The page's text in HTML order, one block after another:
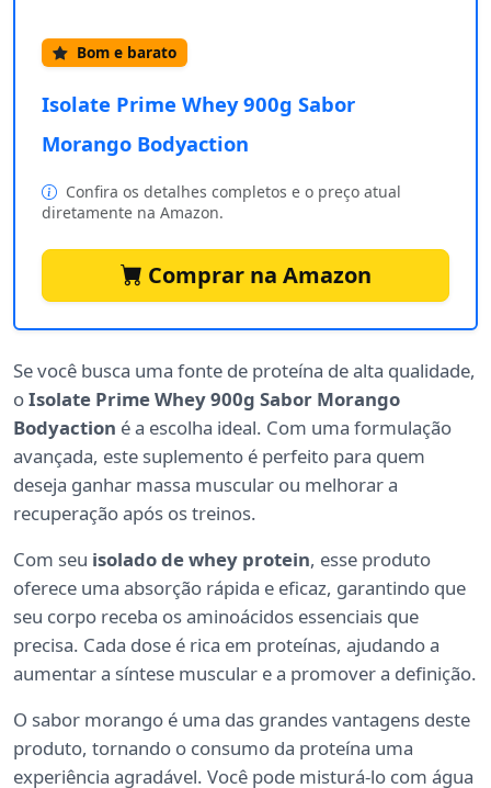
Bom e barato
Isolate Prime Whey 900g Sabor
Morango Bodyaction
Confira os detalhes completos e o preço atual
diretamente na Amazon.
Comprar na Amazon
Se você busca uma fonte de proteína de alta qualidade,
oIsolate Prime Whey 900g Sabor Morango
Bodyaction é a escolha ideal. Com uma formulação
avançada, este suplemento é perfeito para quem
deseja ganhar massa muscular ou melhorar a
recuperação após os treinos.
Com seu isolado de whey protein, esse produto
oferece uma absorção rápida e eficaz, garantindo que
seu corpo receba os aminoácidos essenciais que
precisa. Cada dose é rica em proteínas, ajudando a
aumentar a síntese muscular e a promover a definição.
O sabor morango é uma das grandes vantagens deste
produto, tornando o consumo da proteína uma
experiência agradável. Você pode misturá-lo com água